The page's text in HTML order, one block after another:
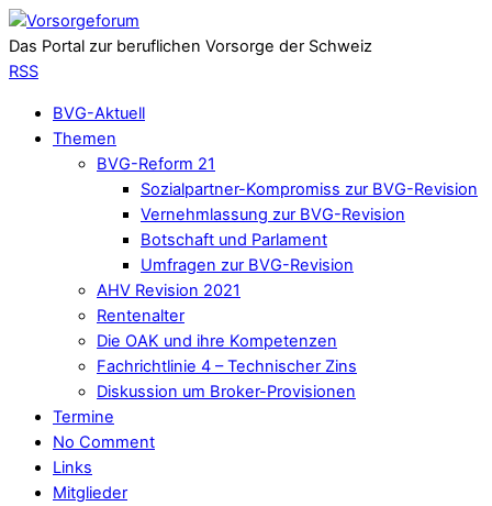
Das Portal zur beruflichen Vorsorge der Schweiz
RSS
BVG-Aktuell
Themen
BVG-Reform 21
Sozialpartner-Kompromiss zur BVG-Revision
Vernehmlassung zur BVG-Revision
Botschaft und Parlament
Umfragen zur BVG-Revision
AHV Revision 2021
Rentenalter
Die OAK und ihre Kompetenzen
Fachrichtlinie 4 – Technischer Zins
Diskussion um Broker-Provisionen
Termine
No Comment
Links
Mitglieder